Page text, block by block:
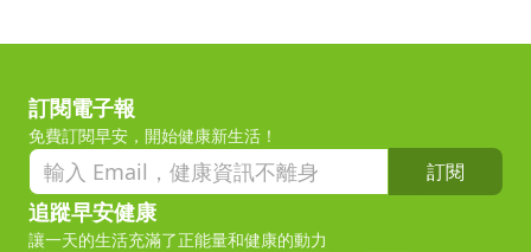
訂閱電子報
免費訂閱早安，開始健康新生活！
訂閱
追蹤早安健康
讓一天的生活充滿了正能量和健康的動力